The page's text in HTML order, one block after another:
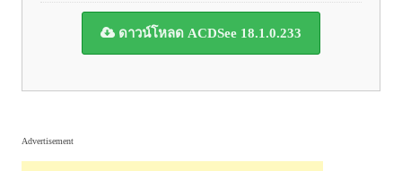
ดาวน์โหลด ACDSee 18.1.0.233
Advertisement